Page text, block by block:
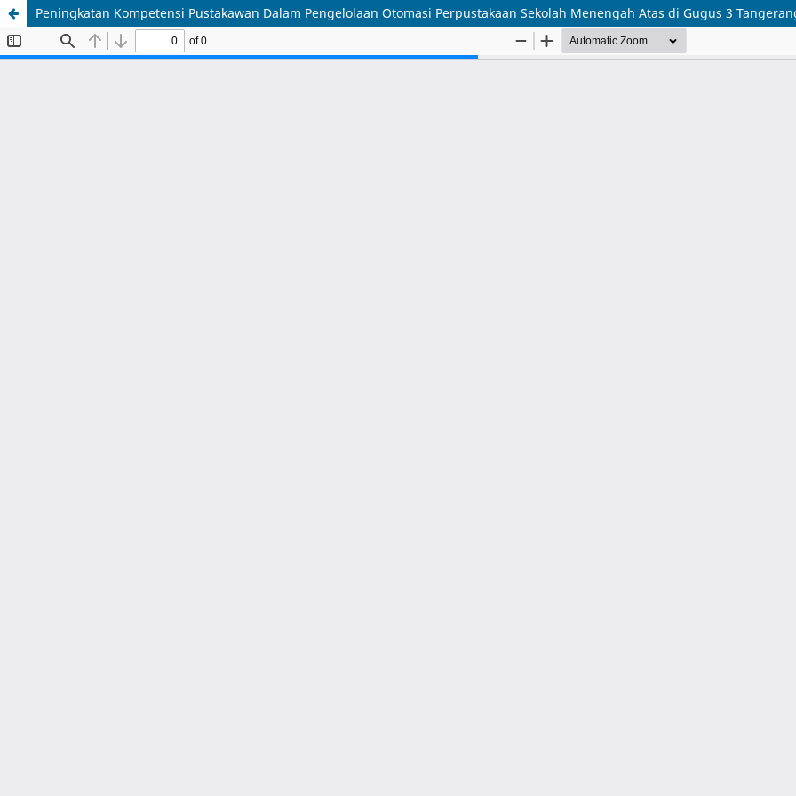
Peningkatan Kompetensi Pustakawan Dalam Pengelolaan Otomasi Perpustakaan Sekolah Menengah Atas di Gugus 3